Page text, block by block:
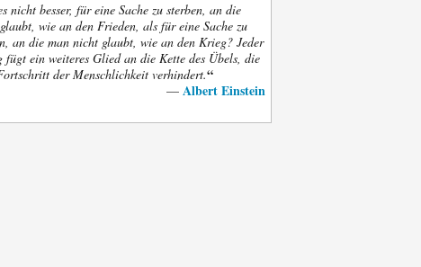
nicht besser, für eine Sache zu sterben, an die
wie an den Frieden, als für eine Sache zu
an die man nicht glaubt, wie an den Krieg? Jeder
fügt ein weiteres Glied an die Kette des Übels, die
der Menschlichkeit verhindert.“
— Albert Einstein